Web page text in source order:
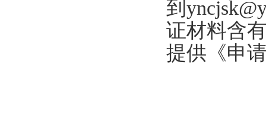
到
证材料含
提供《申